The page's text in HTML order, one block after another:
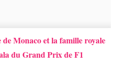
Monaco et la famille royale
du Grand Prix de F1